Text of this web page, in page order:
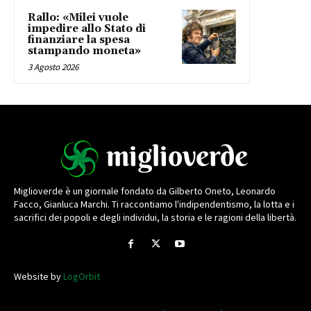
Rallo: «Milei vuole
impedire allo Stato di
finanziare la spesa
stampando moneta»
3 Agosto 2026
Miglioverde è un giornale fondato da Gilberto Oneto, Leonardo
Facco, Gianluca Marchi. Ti raccontiamo l'indipendentismo, la lotta e i
sacrifici dei popoli e degli individui, la storia e le ragioni della libertà.
Website byLogOrbit